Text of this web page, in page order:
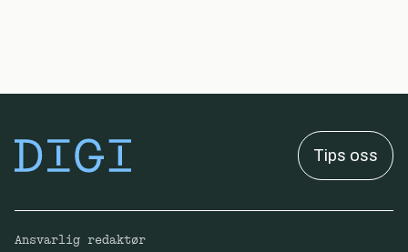
Tips oss
Ansvarlig redaktør